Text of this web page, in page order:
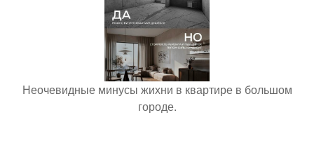
Неочевидные минусы жихни в квартире в большом
городе.